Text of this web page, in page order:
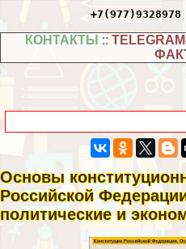
+7(977)9328978
КОНТАКТЫ ::
Основы
Российской
политические и